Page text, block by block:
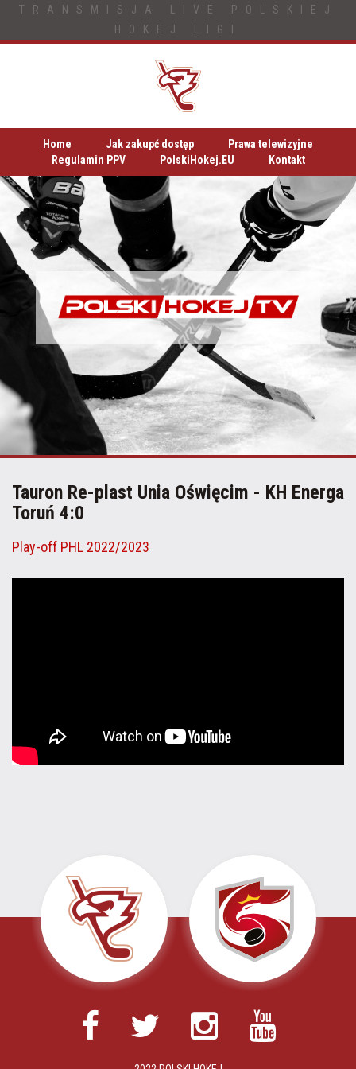
TRANSMISJA LIVE POLSKIEJ
HOKEJ LIGI
Home Jak zakupć dostęp
Prawa telewizyjne
Regulamin PPV
PolskiHokej.EU Kontakt
Tauron Re-plast Unia Oświęcim - KH Energa
Toruń 4:0
Play-off PHL 2022/2023